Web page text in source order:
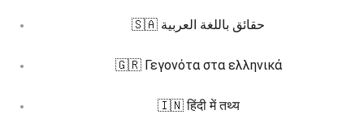
🇸🇦 حقائق باللغة العربية
🇬🇷 Γεγονότα στα ελληνικά
🇮🇳 हिंदी में तथ्य